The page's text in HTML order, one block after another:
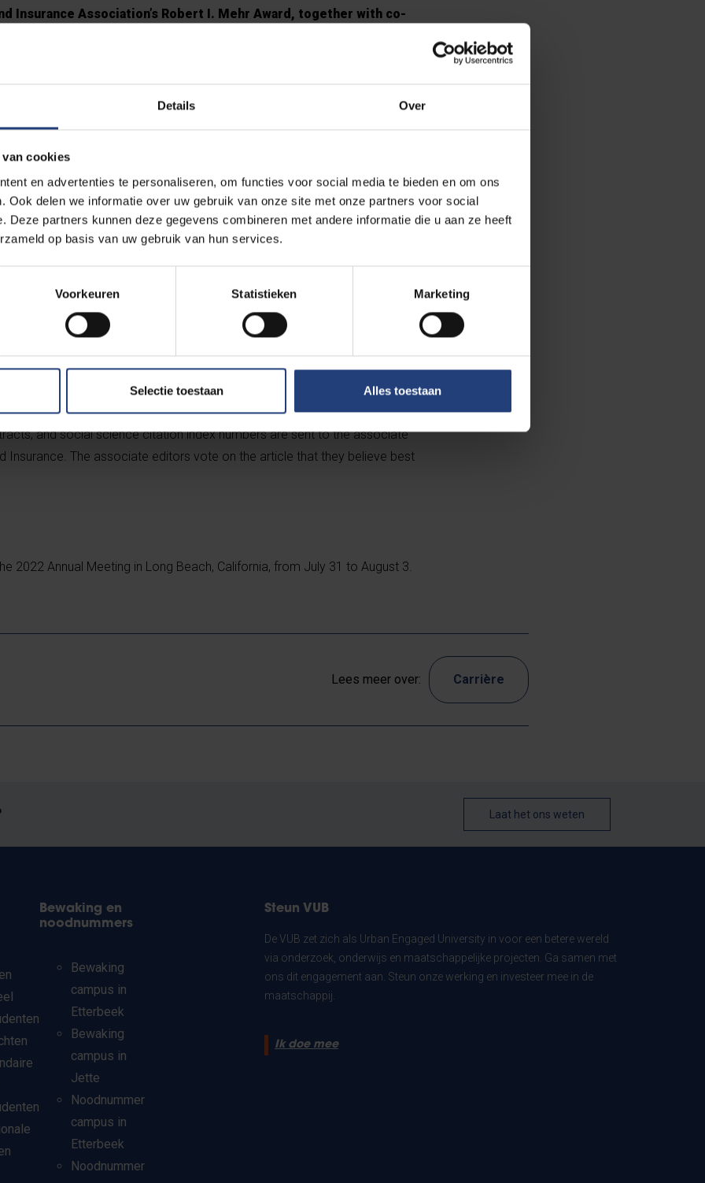
Details Over
van cookies
en advertenties te personaliseren, om functies voor social media te bieden en om ons
Ook delen we informatie over uw gebruik van onze site met onze partners voor social
Deze partners kunnen deze gegevens combineren met andere informatie die u aan ze heeft
op basis van uw gebruik van hun services.
Voorkeuren Statistieken Marketing
Selectie toestaan Alles toestaan
Insurance Association’s Robert I. Mehr Award, together with co-
Allocation Principles”, published in 2012 in the Journal of Risk and
stood the test of time.
losses from their respective allocated capitals be minimized. The approach is
be close to the risk that necessitates holding it, and it is very flexible in the
objective function can reflect alternative definitions of corporate risk
Risk and Insurance Association’s top prize for the paper published in
ten years ago that has best stood the test of time. The procedure to identify
articles published in the Journal of Risk and Insurance ten years previously
and social science citation index numbers are sent to the associate
Insurance. The associate editors vote on the article that they believe best
2022 Annual Meeting in Long Beach, California, from July 31 to August 3.
Lees meer over: Carrière
Laat het ons weten
Bewaking en
noodnummers
Bewaking
campus in
Etterbeek
Bewaking
campus in
Jette
Noodnummer
campus in
Etterbeek
Noodnummer
Steun VUB
De VUB zet zich als Urban Engaged University in voor een betere wereld
via onderzoek, onderwijs en maatschappelijke projecten. Ga samen met
ons dit engagement aan. Steun onze werking en investeer mee in de
maatschappij.
Ik doe mee